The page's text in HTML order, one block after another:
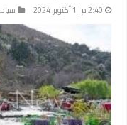
2:40 م | 1 أكتوبر، 2024